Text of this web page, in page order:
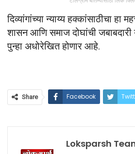
दिव्यांगांच्या न्याय्य हक्कांसाठीचा हा
शासन आणि समाज दोघांची जबाबदारी
पुन्हा अधोरेखित होणार आहे.
Share Facebook
Loksparsh